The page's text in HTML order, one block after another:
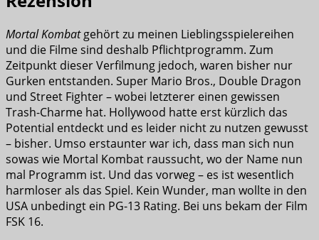
Mortal Kombatgehört zu meinen Lieblingsspielereihen
und die Filme sind deshalb Pflichtprogramm. Zum
Zeitpunkt dieser Verfilmung jedoch, waren bisher nur
Gurken entstanden. Super Mario Bros., Double Dragon
und Street Fighter – wobei letzterer einen gewissen
Trash-Charme hat. Hollywood hatte erst kürzlich das
Potential entdeckt und es leider nicht zu nutzen gewusst
– bisher. Umso erstaunter war ich, dass man sich nun
sowas wie Mortal Kombat raussucht, wo der Name nun
mal Programm ist. Und das vorweg – es ist wesentlich
harmloser als das Spiel. Kein Wunder, man wollte in den
USA unbedingt ein PG-13 Rating. Bei uns bekam der Film
FSK 16.